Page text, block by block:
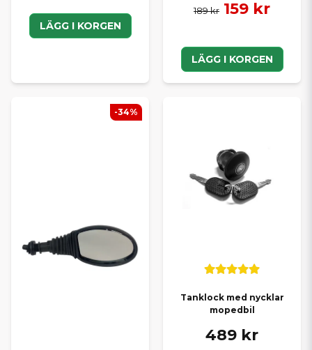
LÄGG I KORGEN
189 kr 159 kr
LÄGG I KORGEN
-34%
Tanklock med nycklar
mopedbil
489 kr